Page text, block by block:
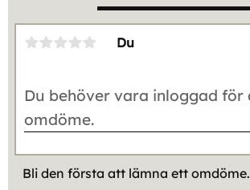
Du
Bli den första att lämna ett omdöme.